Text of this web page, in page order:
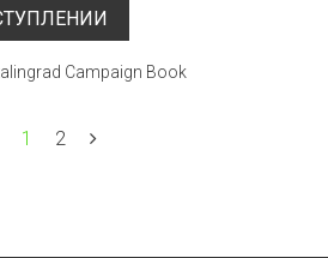
Campaign Book
1 2